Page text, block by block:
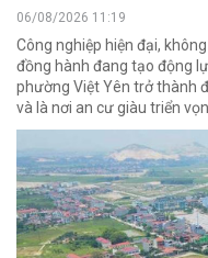
06/08/2026 11:19
Công nghiệp hiện đại,
đồng hành đang tạo động
phường Việt Yên trở thành
và là nơi an cư giàu triển